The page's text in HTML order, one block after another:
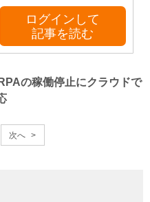
ログインして
記事を読む
の稼働停止にクラウドで
次へ >